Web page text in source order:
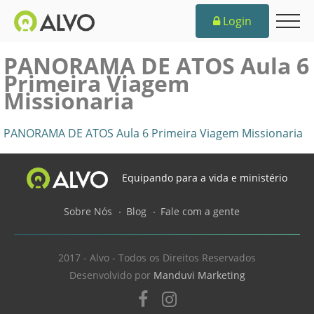
Login
PANORAMA DE ATOS Aula 6
Primeira Viagem
Missionaria
PANORAMA DE ATOS Aula 6 Primeira Viagem Missionaria
Equipando para a vida e ministério
Sobre Nós Blog Fale com a gente
2017 - Alvo - Todos os Direitos Reservados
Desenvolvido por Manduvi Marketing